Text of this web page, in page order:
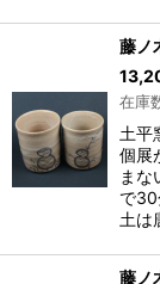
藤ノ
在庫
土平
個展
まな
で30
土は
藤ノ